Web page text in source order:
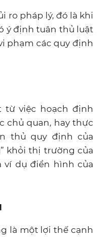
ro pháp lý, đó là khi
ý định tuân thủ luật
phạm các quy định
từ việc hoạch định
chủ quan, hay thực
thủ quy định của
khỏi thị trường của
ví dụ điển hình của
là một lợi thế cạnh